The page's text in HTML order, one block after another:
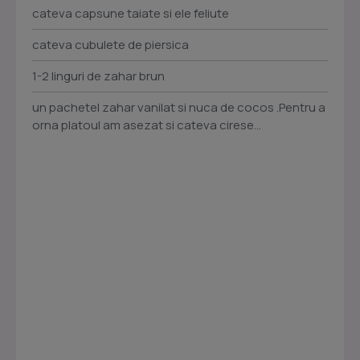
cateva capsune taiate si ele feliute
cateva cubulete de piersica
1-2 linguri de zahar brun
un pachetel zahar vanilat si nuca de cocos .Pentru a
orna platoul am asezat si cateva cirese...